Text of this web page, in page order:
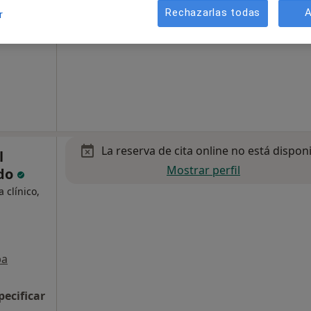
clínico,
La reserva de cita online no está
Mostrar perfil
Rechazarlas todas